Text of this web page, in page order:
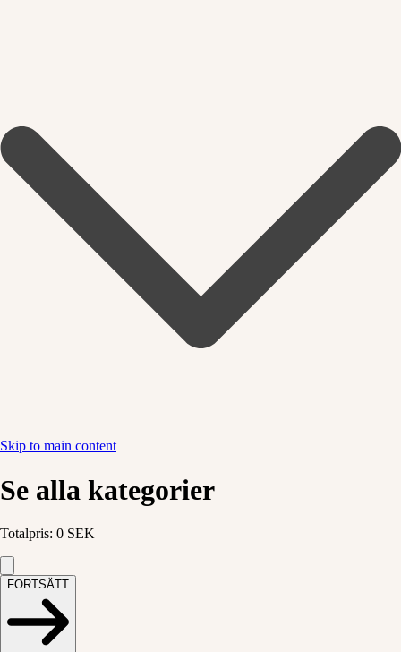
Skip to main content
Se alla kategorier
Totalpris: 0 SEK
FORTSÄTT